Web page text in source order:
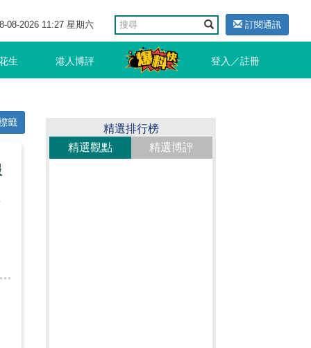
08-2026 11:27 星期六 訂閱通訊
生 港人博評 登入／註冊
籤
精選排行榜
精選觀點
精選博評